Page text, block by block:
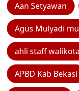
Aan Setyawan
Agus Mulyadi
ahli staff walikota
APBD Kab Bekasi